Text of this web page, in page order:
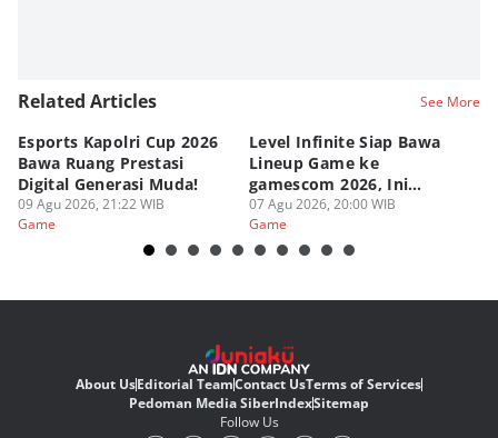
Related Articles See More
Esports Kapolri Cup 2026
Bawa Ruang Prestasi
Digital Generasi Muda!
09 Agu 2026, 21:22 WIB
Game
Level Infinite Siap Bawa
Lineup Game ke
gamescom 2026, Ini
Judulnya!
07 Agu 2026, 20:00 WIB
Game
About UsEditorial TeamContact UsTerms of Services
Pedoman Media SiberIndexSitemap
Follow Us